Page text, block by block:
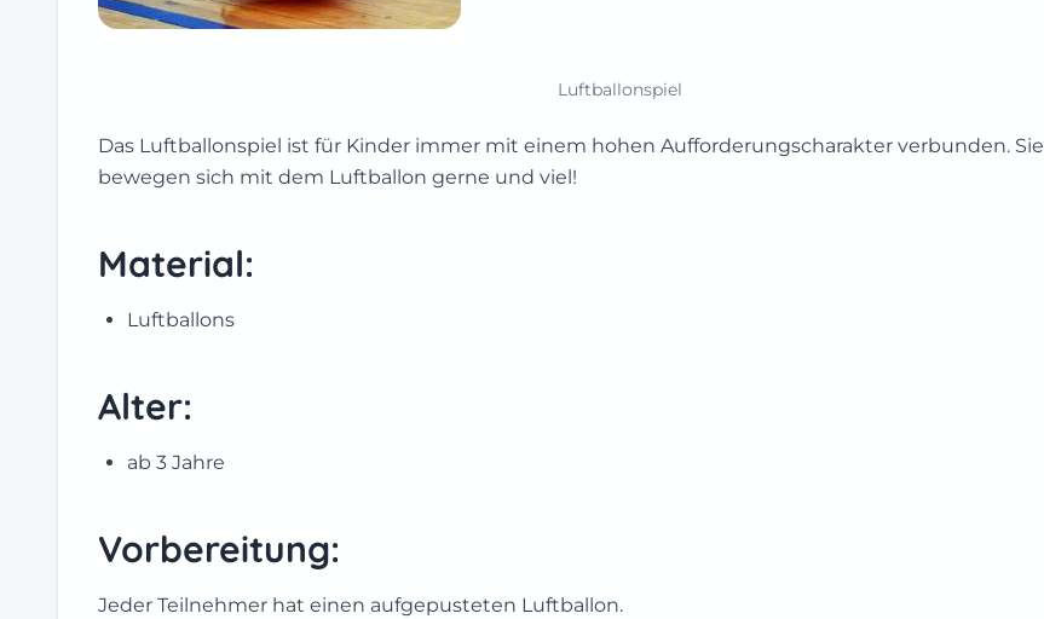
Luftballonspiel
Das Luftballonspiel ist für Kinder immer mit einem hohen Aufforderungscharakter verbunden. Sie
bewegen sich mit dem Luftballon gerne und viel!
Material:
Luftballons
Alter:
ab 3 Jahre
Vorbereitung:
Jeder Teilnehmer hat einen aufgepusteten Luftballon.